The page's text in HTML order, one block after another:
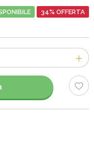
34% OFFERTA